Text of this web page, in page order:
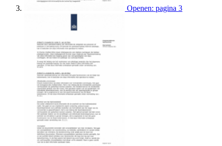
Openen: pagina 3